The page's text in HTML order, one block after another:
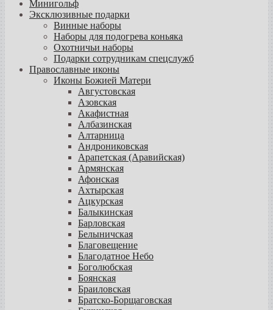
Минигольф
Эксклюзивные подарки
Винные наборы
Наборы для подогрева коньяка
Охотничьи наборы
Подарки сотрудникам спецслужб
Православные иконы
Иконы Божией Матери
Августовская
Азовская
Акафистная
Албазинская
Алтарница
Андрониковская
Арапетская (Аравийская)
Армянская
Афонская
Ахтырская
Ацкурская
Балыкинская
Барловская
Белыничская
Благовещение
Благодатное Небо
Боголюбская
Боянская
Браиловская
Братско-Борщаговская